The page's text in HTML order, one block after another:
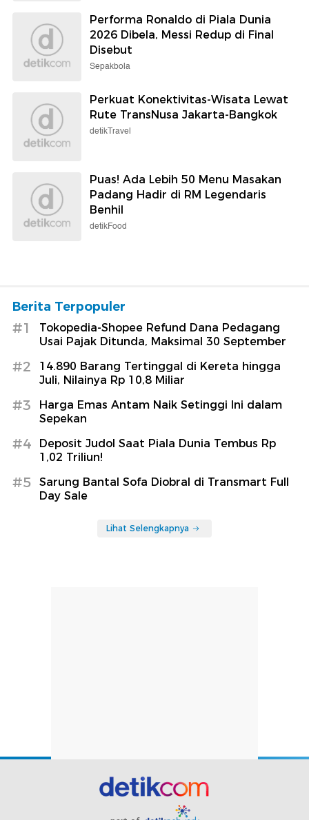
Performa Ronaldo di Piala Dunia
2026 Dibela, Messi Redup di Final
Disebut
Sepakbola
Perkuat Konektivitas-Wisata Lewat
Rute TransNusa Jakarta-Bangkok
detikTravel
Puas! Ada Lebih 50 Menu Masakan
Padang Hadir di RM Legendaris
Benhil
detikFood
Berita Terpopuler
#1
Tokopedia-Shopee Refund Dana Pedagang
Usai Pajak Ditunda, Maksimal 30 September
#2
14.890 Barang Tertinggal di Kereta hingga
Juli, Nilainya Rp 10,8 Miliar
#3
Harga Emas Antam Naik Setinggi Ini dalam
Sepekan
#4
Deposit Judol Saat Piala Dunia Tembus Rp
1,02 Triliun!
#5
Sarung Bantal Sofa Diobral di Transmart Full
Day Sale
Lihat Selengkapnya